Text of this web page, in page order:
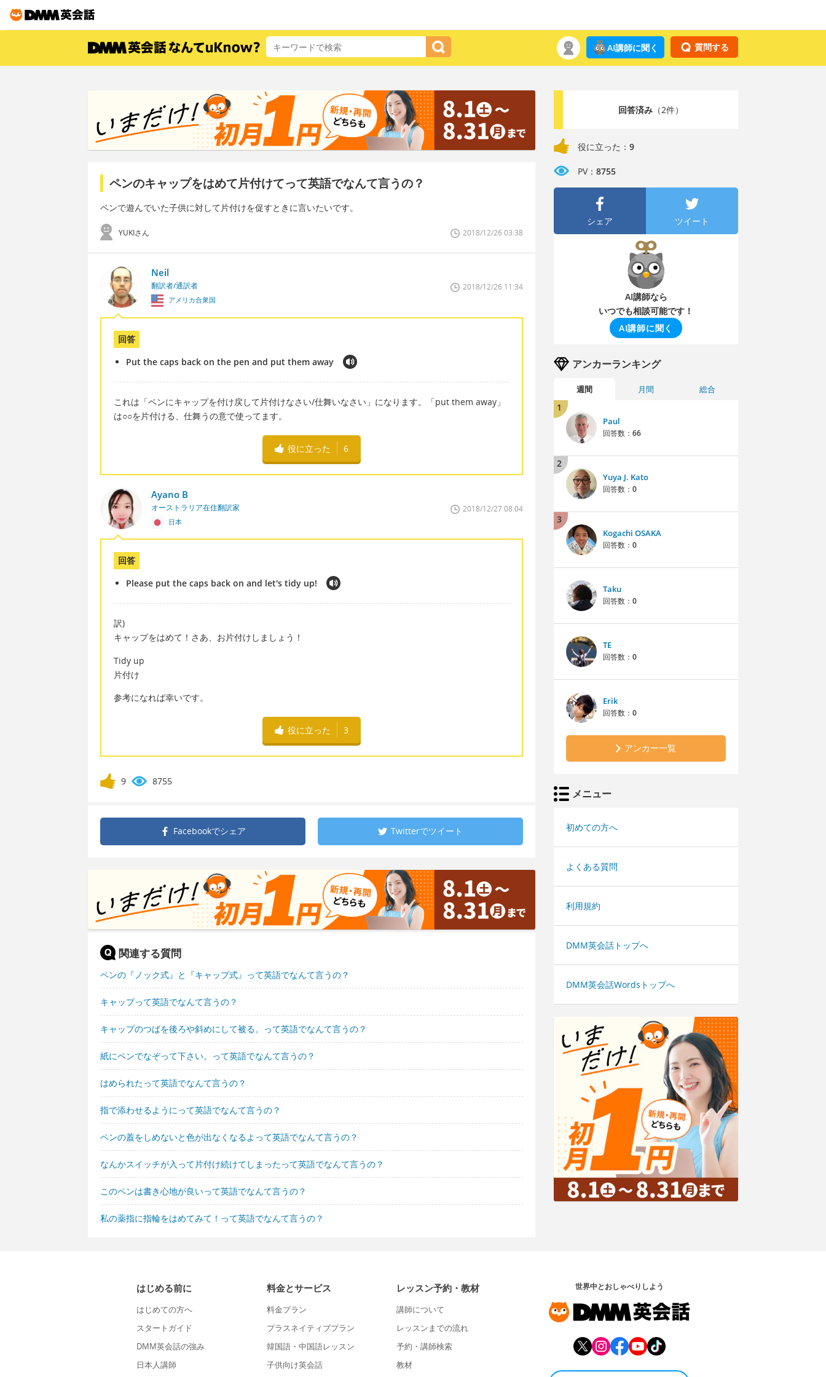
質問する
AI講師に聞く
ペンのキャップをはめて片付けてって英語でなんて言うの？
ペンで遊んでいた子供に対して片付けを促すときに言いたいです。
YUKIさん 2018/12/26 03:38
Neil
翻訳者/通訳者
アメリカ合衆国
2018/12/26 11:34
回答
Put the caps back on the pen and put them away
これは「ペンにキャップを付け戻して片付けなさい/仕舞いなさい」になります。「put them away」
は○○を片付ける、仕舞うの意で使ってます。
役に立った 6
Ayano B
オーストラリア在住翻訳家
日本
2018/12/27 08:04
回答
Please put the caps back on and let's tidy up!
訳)
キャップをはめて！さあ、お片付けしましょう！
Tidy up
片付け
参考になれば幸いです。
役に立った 3
9 8755
Facebookでシェア Twitterでツイート
関連する質問
ペンの『ノック式』と『キャップ式』って英語でなんて言うの？
キャップって英語でなんて言うの？
キャップのつばを後ろや斜めにして被る。って英語でなんて言うの？
紙にペンでなぞって下さい。って英語でなんて言うの？
はめられたって英語でなんて言うの？
指で添わせるようにって英語でなんて言うの？
ペンの蓋をしめないと色が出なくなるよって英語でなんて言うの？
なんかスイッチが入って片付け続けてしまったって英語でなんて言うの？
このペンは書き心地が良いって英語でなんて言うの？
私の薬指に指輪をはめてみて！って英語でなんて言うの？
回答済み（2件）
役に立った： 9
PV： 8755
シェア ツイート
AI講師なら
いつでも相談可能です！
AI講師に聞く
アンカーランキング
週間 月間 総合
1
Paul
回答数： 66
2
Yuya J. Kato
回答数： 0
3
Kogachi OSAKA
回答数： 0
Taku
回答数： 0
TE
回答数： 0
Erik
回答数： 0
アンカー一覧
メニュー
初めての方へ
よくある質問
利用規約
DMM英会話トップへ
DMM英会話Wordsトップへ
はじめる前に
はじめての方へ
スタートガイド
DMM英会話の強み
日本人講師
料金とサービス
料金プラン
プラスネイティブプラン
韓国語・中国語レッスン
子供向け英会話
レッスン予約・教材
講師について
レッスンまでの流れ
予約・講師検索
教材
世界中とおしゃべりしよう